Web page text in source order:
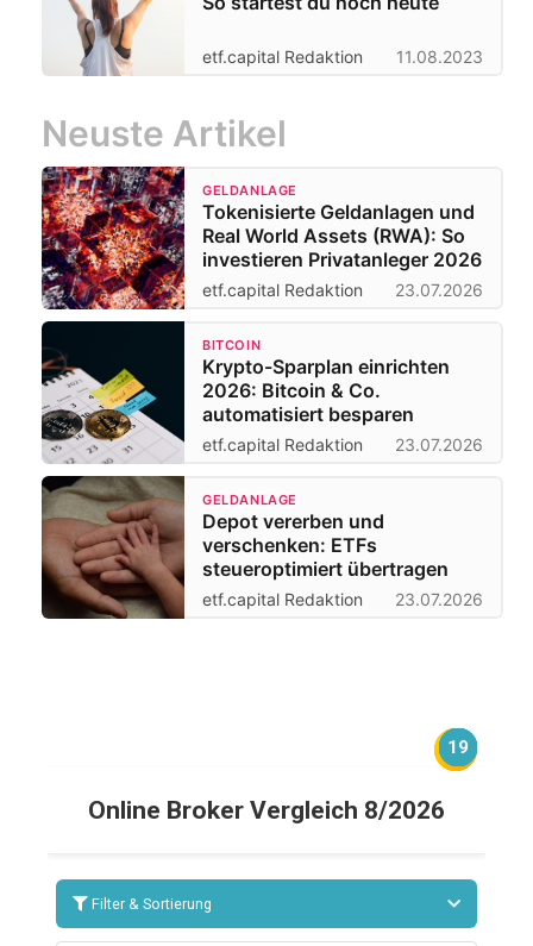
etf.capital Redaktion 11.08.2023
Neuste Artikel
GELDANLAGE
Tokenisierte Geldanlagen und
Real World Assets (RWA): So
investieren Privatanleger 2026
etf.capital Redaktion 23.07.2026
BITCOIN
Krypto-Sparplan einrichten
2026: Bitcoin & Co.
automatisiert besparen
etf.capital Redaktion 23.07.2026
GELDANLAGE
Depot vererben und
verschenken: ETFs
steueroptimiert übertragen
etf.capital Redaktion 23.07.2026